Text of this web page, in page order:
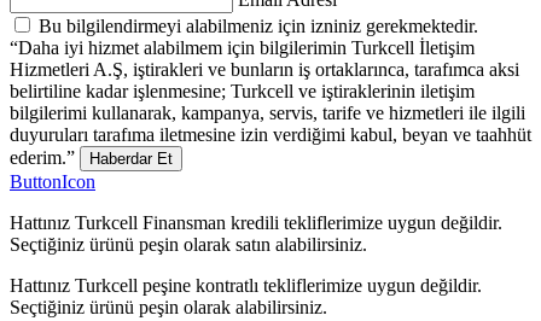
Bu bilgilendirmeyi alabilmeniz için izniniz gerekmektedir.
“Daha iyi hizmet alabilmem için bilgilerimin Turkcell İletişim
Hizmetleri A.Ş, iştirakleri ve bunların iş ortaklarınca, tarafımca aksi
belirtiline kadar işlenmesine; Turkcell ve iştiraklerinin iletişim
bilgilerimi kullanarak, kampanya, servis, tarife ve hizmetleri ile ilgili
duyuruları tarafıma iletmesine izin verdiğimi kabul, beyan ve taahhüt
ederim.”
Haberdar Et
ButtonIcon
Hattınız Turkcell Finansman kredili tekliflerimize uygun değildir.
Seçtiğiniz ürünü peşin olarak satın alabilirsiniz.
Hattınız Turkcell peşine kontratlı tekliflerimize uygun değildir.
Seçtiğiniz ürünü peşin olarak alabilirsiniz.